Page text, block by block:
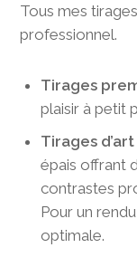
Tous mes
professionnel.
Tirages
plaisir à petit
Tirages d’art
épais offrant
contrastes
Pour un
optimale.